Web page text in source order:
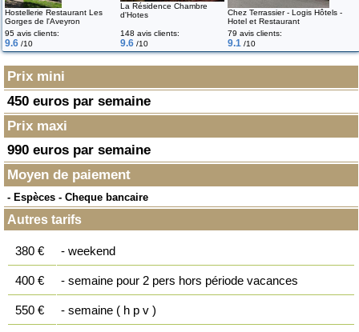
Hostellerie Restaurant Les
Gorges de l'Aveyron
La Résidence Chambre
d'Hotes
Chez Terrassier - Logis Hôtels -
Hotel et Restaurant
95 avis clients:
9.6 /10
148 avis clients:
9.6 /10
79 avis clients:
9.1 /10
Prix mini
450 euros par semaine
Prix maxi
990 euros par semaine
Moyen de paiement
- Espèces - Cheque bancaire
Autres tarifs
380 € - weekend
400 € - semaine pour 2 pers hors période vacances
550 € - semaine ( h p v )